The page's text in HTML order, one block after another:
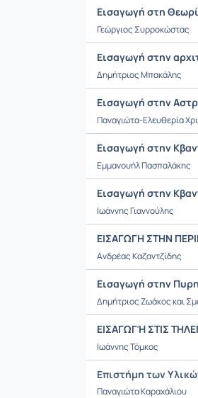
Εισαγωγή στη
Γεώργιος Συρροκώστας
Εισαγωγή στην
Δημήτριος Μπακάλης
Εισαγωγή στην
Παναγιώτα-Ελευθερία
Εισαγωγή στην
Εμμανουήλ Πασπαλάκης
Εισαγωγή στην
Ιωάννης Γιαννούλης
ΕΙΣΑΓΩΓΗ ΣΤΗΝ
Ανδρέας Καζαντζίδης
Εισαγωγή στην
Δημήτριος Ζωάκος και
ΕΙΣΑΓΩΓΉ ΣΤΙΣ
Ιωάννης Τόμκος
Επιστήμη των
Παναγιώτα Καραχάλιου